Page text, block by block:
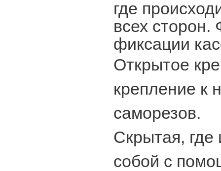
где
всех сторон.
фиксации
Открытое
крепление к
саморезов.
Скрытая,
собой с